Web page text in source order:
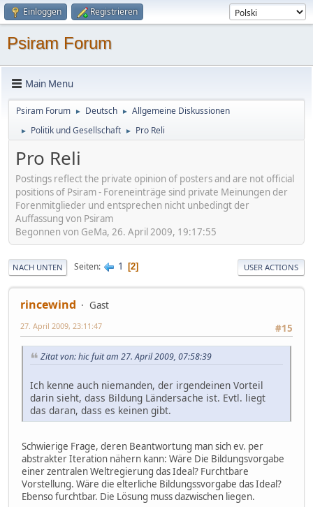
Einloggen Registrieren
Psiram Forum
Main Menu
Psiram Forum ► Deutsch ► Allgemeine Diskussionen
► Politik und Gesellschaft ► Pro Reli
Pro Reli
Postings reflect the private opinion of posters and are not official
positions of Psiram - Foreneinträge sind private Meinungen der
Forenmitglieder und entsprechen nicht unbedingt der
Auffassung von Psiram
Begonnen von GeMa, 26. April 2009, 19:17:55
NACH UNTEN Seiten 1 2 USER ACTIONS
rincewind
Gast
#15
27. April 2009, 23:11:47
Zitat von: hic fuit am 27. April 2009, 07:58:39
Ich kenne auch niemanden, der irgendeinen Vorteil
darin sieht, dass Bildung Ländersache ist. Evtl. liegt
das daran, dass es keinen gibt.
Schwierige Frage, deren Beantwortung man sich ev. per
abstrakter Iteration nähern kann: Wäre Die Bildungsvorgabe
einer zentralen Weltregierung das Ideal? Furchtbare
Vorstellung. Wäre die elterliche Bildungssvorgabe das Ideal?
Ebenso furchtbar. Die Lösung muss dazwischen liegen.